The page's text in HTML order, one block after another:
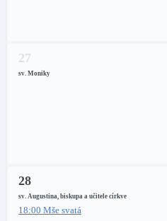
27
sv. Moniky
28
sv. Augustina, biskupa a učitele církve
18:00 Mše svatá